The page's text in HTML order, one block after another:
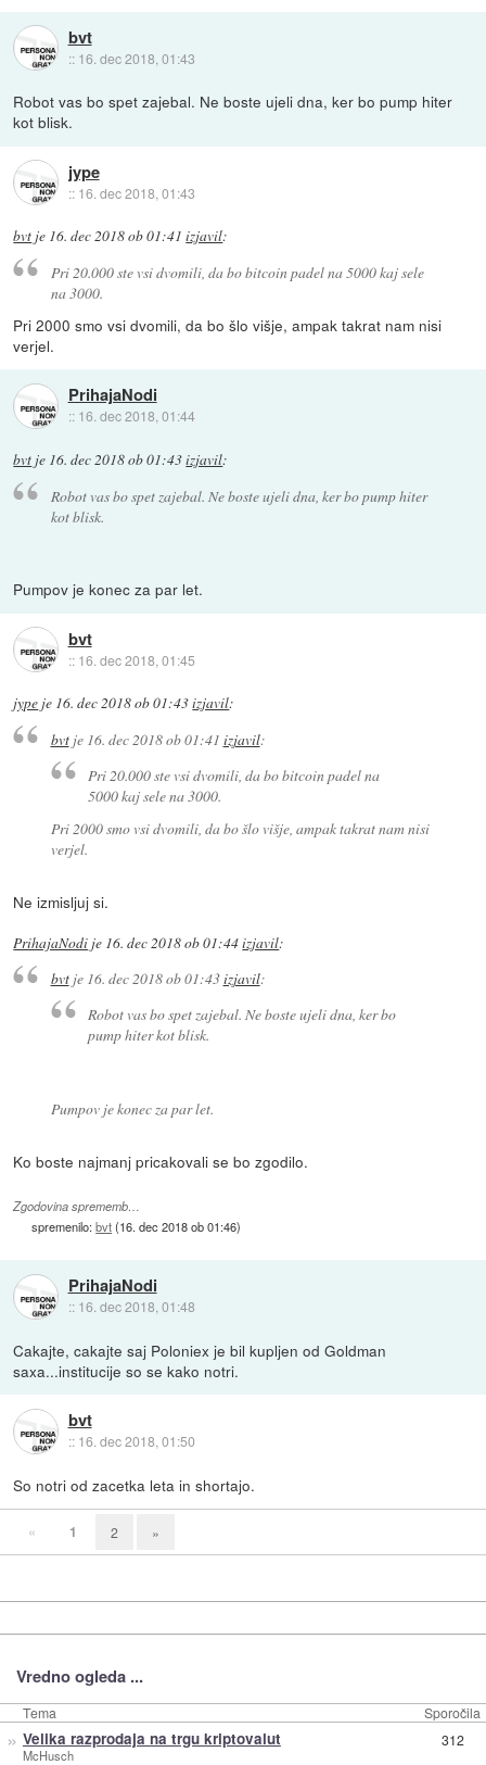
bvt
:: 16. dec 2018, 01:43
Robot vas bo spet zajebal. Ne boste ujeli dna, ker bo pump hiter
kot blisk.
jype
:: 16. dec 2018, 01:43
bvt je 16. dec 2018 ob 01:41 izjavil:
Pri 20.000 ste vsi dvomili, da bo bitcoin padel na 5000 kaj sele
na 3000.
Pri 2000 smo vsi dvomili, da bo šlo višje, ampak takrat nam nisi
verjel.
PrihajaNodi
:: 16. dec 2018, 01:44
bvt je 16. dec 2018 ob 01:43izjavil:
Robot vas bo spet zajebal. Ne boste ujeli dna, ker bo pump hiter
kot blisk.
Pumpov je konec za par let.
bvt
:: 16. dec 2018, 01:45
jype je 16. dec 2018 ob 01:43izjavil:
bvtje 16. dec 2018 ob 01:41 izjavil:
Pri 20.000 ste vsi dvomili, da bo bitcoin padel na
5000 kaj sele na 3000.
Pri 2000 smo vsi dvomili, da bo šlo višje, ampak takrat nam nisi
verjel.
Ne izmisljuj si.
PrihajaNodi je 16. dec 2018 ob 01:44izjavil:
bvtje 16. dec 2018 ob 01:43izjavil:
Robot vas bo spet zajebal. Ne boste ujeli dna, ker bo
pump hiter kot blisk.
Pumpov je konec za par let.
Ko boste najmanj pricakovali se bo zgodilo.
Zgodovina sprememb…
spremenilo:bvt(16. dec 2018 ob 01:46)
PrihajaNodi
:: 16. dec 2018, 01:48
Cakajte, cakajte saj Poloniex je bil kupljen od Goldman
saxa...institucije so se kako notri.
bvt
:: 16. dec 2018, 01:50
So notri od zacetka leta in shortajo.
« 1 2 »
Vredno ogleda ...
Tema Sporočila
» Velika razprodaja na trgu kriptovalut
McHusch
312